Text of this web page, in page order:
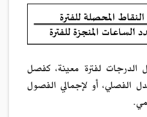
الدرجات لفترة معينة، كفصل
الفصلي، أو لإجمالي الفصول